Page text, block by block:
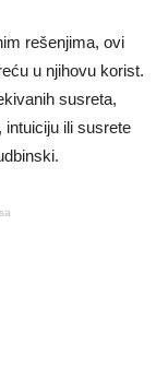
rešenjima, ovi
u njihovu korist.
susreta,
ili susrete